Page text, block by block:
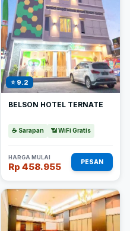
⭐ 9.2
BELSON HOTEL TERNATE
☕ Sarapan 📶 WiFi Gratis
HARGA MULAI
Rp 458.955 PESAN